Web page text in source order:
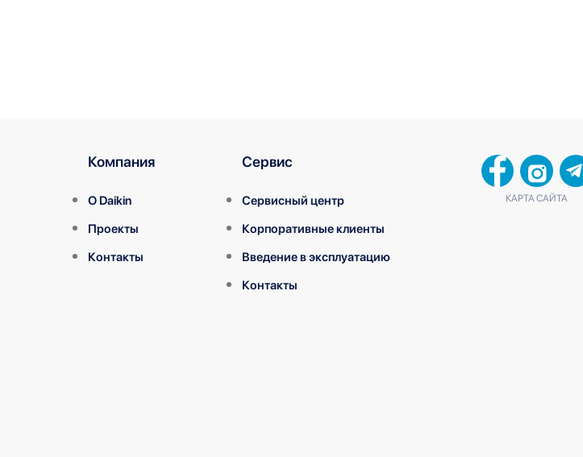
Компания
О Daikin
Проекты
Контакты
Сервис
Сервисный центр
Корпоративные клиенты
Введение в эксплуатацию
Контакты
КАРТА САЙТА